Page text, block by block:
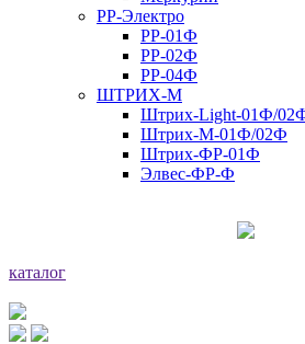
РР-Электро
РР-01Ф
РР-02Ф
РР-04Ф
ШТРИХ-М
Штрих-Light-01Ф/
Штрих-М-01Ф/02Ф
Штрих-ФР-01Ф
Элвес-ФР-Ф
каталог